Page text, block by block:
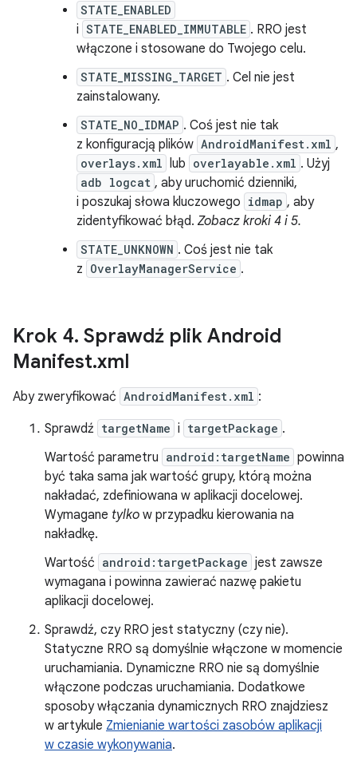
STATE_ENABLED
i STATE_ENABLED_IMMUTABLE . RRO jest
włączone i stosowane do Twojego celu.
STATE_MISSING_TARGET . Cel nie jest
zainstalowany.
STATE_NO_IDMAP . Coś jest nie tak
z konfiguracją plików AndroidManifest.xml ,
overlays.xml lub overlayable.xml . Użyj
adb logcat , aby uruchomić dzienniki,
i poszukaj słowa kluczowego idmap , aby
zidentyfikować błąd. Zobacz kroki 4 i 5.
STATE_UNKNOWN . Coś jest nie tak
z OverlayManagerService .
Krok 4. Sprawdź plik Android
Manifest.xml
Aby zweryfikować AndroidManifest.xml :
Sprawdź targetName i targetPackage .
Wartość parametru android:targetName powinna
być taka sama jak wartość grupy, którą można
nakładać, zdefiniowana w aplikacji docelowej.
Wymagane tylko w przypadku kierowania na
nakładkę.
Wartość android:targetPackage jest zawsze
wymagana i powinna zawierać nazwę pakietu
aplikacji docelowej.
Sprawdź, czy RRO jest statyczny (czy nie).
Statyczne RRO są domyślnie włączone w momencie
uruchamiania. Dynamiczne RRO nie są domyślnie
włączone podczas uruchamiania. Dodatkowe
sposoby włączania dynamicznych RRO znajdziesz
w artykule Zmienianie wartości zasobów aplikacji
w czasie wykonywania.